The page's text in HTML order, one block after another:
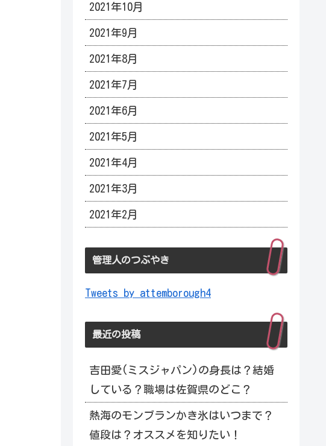
2021年10月
2021年9月
2021年8月
2021年7月
2021年6月
2021年5月
2021年4月
2021年3月
2021年2月
管理人のつぶやき
Tweets by attemborough4
最近の投稿
吉田愛(ミスジャパン)の身長は？結婚
している？職場は佐賀県のどこ？
熱海のモンブランかき氷はいつまで？
値段は？オススメを知りたい！